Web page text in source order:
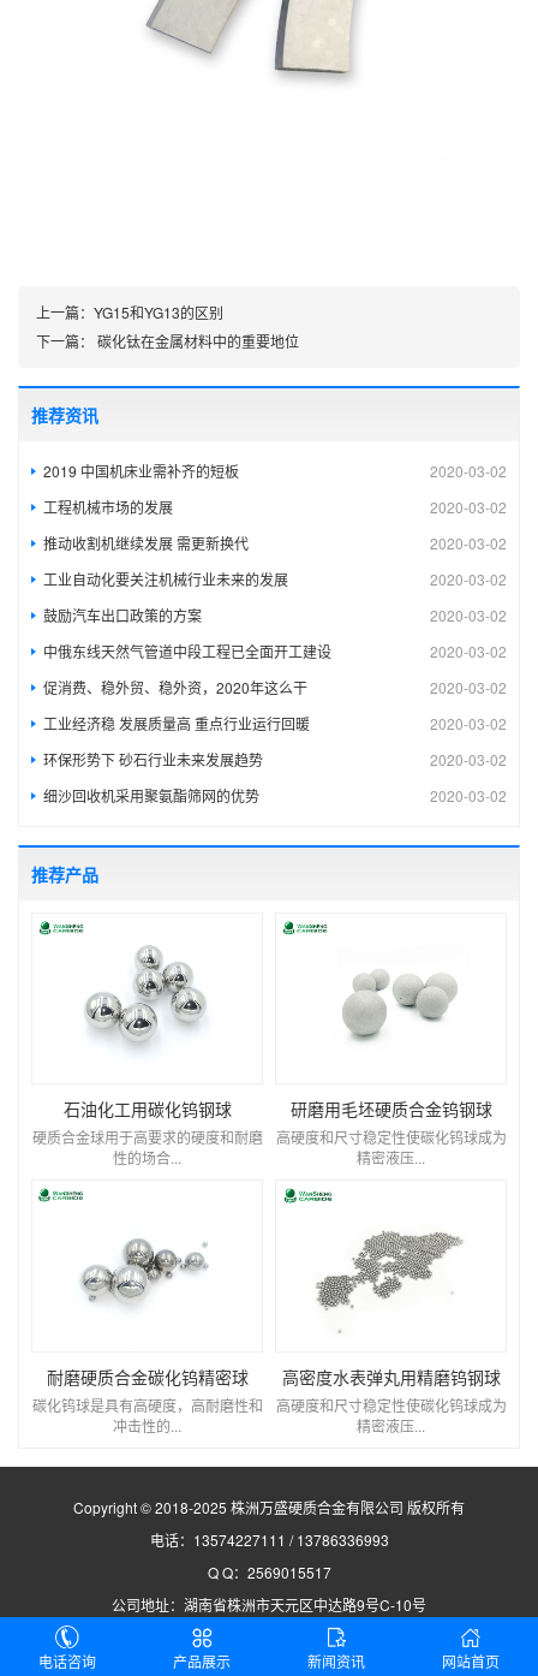
上一篇： YG15和YG13的区别
下一篇：
碳化钛在金属材料中的重要地位
推荐资讯
2020-03-02
2019 中国机床业需补齐的短板
2020-03-02
工程机械市场的发展
2020-03-02
推动收割机继续发展 需更新换代
2020-03-02
工业自动化要关注机械行业未来的发展
2020-03-02
鼓励汽车出口政策的方案
2020-03-02
中俄东线天然气管道中段工程已全面开工建设
2020-03-02
促消费、稳外贸、稳外资，2020年这么干
2020-03-02
工业经济稳 发展质量高 重点行业运行回暖
2020-03-02
环保形势下 砂石行业未来发展趋势
2020-03-02
细沙回收机采用聚氨酯筛网的优势
推荐产品
石油化工用碳化钨钢球
硬质合金球用于高要求的硬度和耐磨
性的场合...
研磨用毛坯硬质合金钨钢球
高硬度和尺寸稳定性使碳化钨球成为
精密液压...
耐磨硬质合金碳化钨精密球
碳化钨球是具有高硬度，高耐磨性和
冲击性的...
高密度水表弹丸用精磨钨钢球
高硬度和尺寸稳定性使碳化钨球成为
精密液压...
Copyright © 2018-2025 株洲万盛硬质合金有限公司 版权所有
电话：13574227111 / 13786336993
Q Q：2569015517
公司地址：湖南省株洲市天元区中达路9号C-10号
湘ICP备19020694号
电话咨询
产品展示 新闻资讯 网站首页